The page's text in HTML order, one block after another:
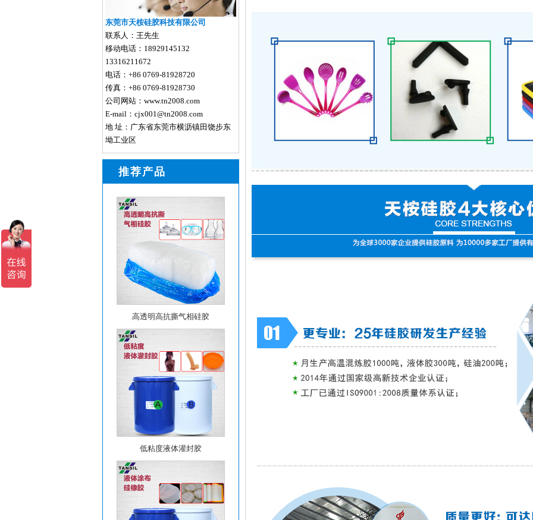
东莞市天桉硅胶科技有限公司
联系人：王先生
移动电话：18929145132
13316211672
电话：+86 0769-81928720
传真：+86 0769-81928730
公司网站：www.tn2008.com
E-mail：cjx001@tn2008.com
地 址：广东省东莞市横沥镇田饶步东
坳工业区
推荐产品
高透明高抗撕气相硅胶
低粘度液体灌封胶